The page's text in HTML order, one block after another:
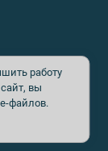
материалов
При
Редакция не
Все
и
согласия
работу
вы
файлов.